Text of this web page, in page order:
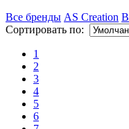
Все бренды AS Creation
Сортировать по:
1
2
3
4
5
6